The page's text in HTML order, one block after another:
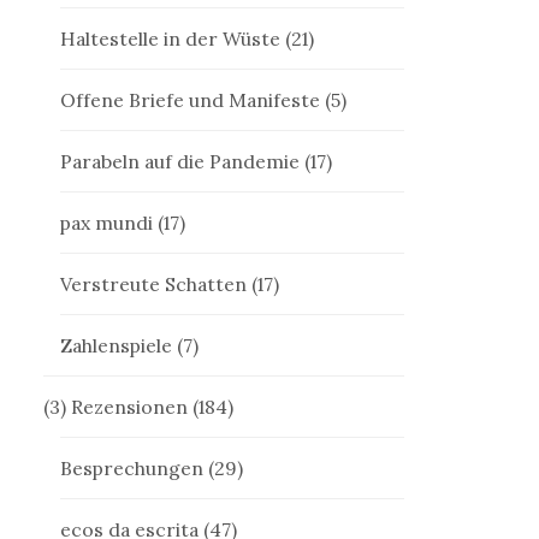
Haltestelle in der Wüste (21)
Offene Briefe und Manifeste (5)
Parabeln auf die Pandemie (17)
pax mundi (17)
Verstreute Schatten (17)
Zahlenspiele (7)
(3) Rezensionen (184)
Besprechungen (29)
ecos da escrita (47)